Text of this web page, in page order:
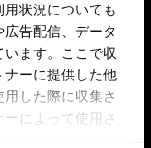
状況についても
告配信、データ
ます。ここで収
ーに提供した他
した際に収集さ
によって使用さ
25
（日）
PM